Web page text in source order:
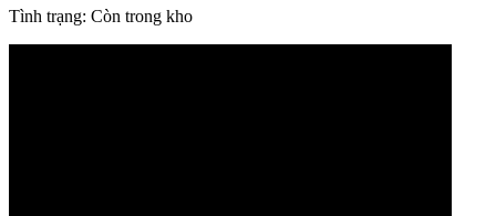
Tình trạng: Còn trong kho